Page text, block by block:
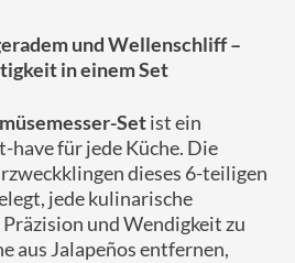
und Wellenschliff –
in einem Set
Setist ein
für jede Küche. Die
dieses 6-teiligen
jede kulinarische
und Wendigkeit zu
aus Jalapeños entfernen,